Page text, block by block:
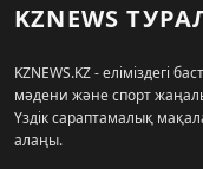
KZNEWS
KZNEWS.KZ - еліміздегі
мәдени және спорт
Үздік сараптамалық
алаңы.